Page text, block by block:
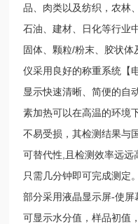
品、肉类以及纺织，农林
石油、建材、日化等行业
固体、颗粒/粉末、胶状
仪采用良好的称重系统【
显示快速清晰、简便的自
素加热可以在高温的环境
不易受损，其检测结果与
可替代性,且检测效率远远
只需几分钟即可完成测定
部分采用液晶显示屏-使屏
可显示水分值，样品初值